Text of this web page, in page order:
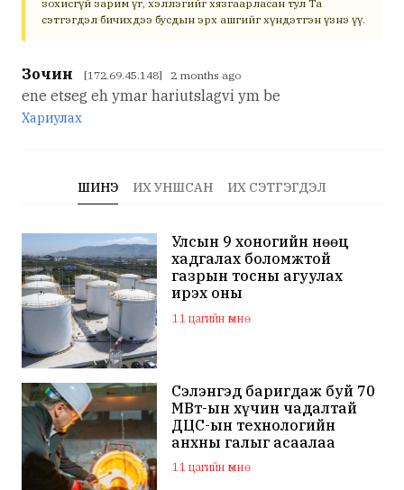
зохисгүй зарим үг, хэллэгийг хязгаарласан тул Та
сэтгэгдэл бичихдээ бусдын эрх ашгийг хүндэтгэн үзнэ үү.
Зочин [172.69.45.148] 2 months ago
ene etseg eh ymar hariutslagvi ym be
Хариулах
ШИНЭ ИХ УНШСАН ИХ СЭТГЭГДЭЛ
Улсын 9 хоногийн нөөц
хадгалах боломжтой
газрын тосны агуулах
ирэх оны
арванхоёрдугаар сар
ашиглалтад орно
11 цагийн өмнө
Сэлэнгэд баригдаж буй 70
МВт-ын хүчин чадалтай
ДЦС-ын технологийн
анхны галыг асаалаа
11 цагийн өмнө